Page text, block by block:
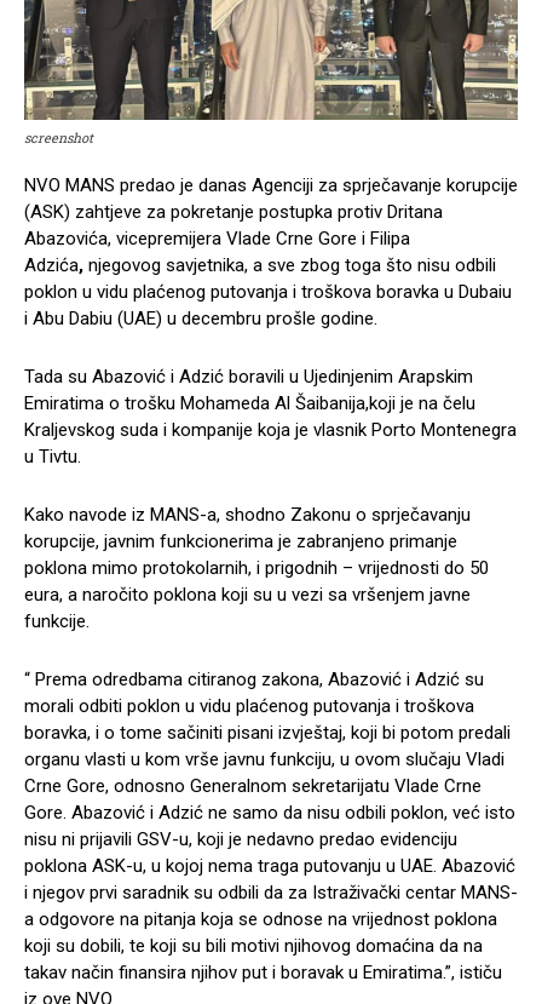
screenshot
NVO MANS predao je danas Agenciji za sprječavanje korupcije
(ASK) zahtjeve za pokretanje postupka protiv Dritana
Abazovića, vicepremijera Vlade Crne Gore i Filipa
Adzića, njegovog savjetnika, a sve zbog toga što nisu odbili
poklon u vidu plaćenog putovanja i troškova boravka u Dubaiu
i Abu Dabiu (UAE) u decembru prošle godine.
Tada su Abazović i Adzić boravili u Ujedinjenim Arapskim
Emiratima o trošku Mohameda Al Šaibanija,koji je na čelu
Kraljevskog suda i kompanije koja je vlasnik Porto Montenegra
u Tivtu.
Kako navode iz MANS-a, shodno Zakonu o sprječavanju
korupcije, javnim funkcionerima je zabranjeno primanje
poklona mimo protokolarnih, i prigodnih – vrijednosti do 50
eura, a naročito poklona koji su u vezi sa vršenjem javne
funkcije.
“ Prema odredbama citiranog zakona, Abazović i Adzić su
morali odbiti poklon u vidu plaćenog putovanja i troškova
boravka, i o tome sačiniti pisani izvještaj, koji bi potom predali
organu vlasti u kom vrše javnu funkciju, u ovom slučaju Vladi
Crne Gore, odnosno Generalnom sekretarijatu Vlade Crne
Gore. Abazović i Adzić ne samo da nisu odbili poklon, već isto
nisu ni prijavili GSV-u, koji je nedavno predao evidenciju
poklona ASK-u, u kojoj nema traga putovanju u UAE. Abazović
i njegov prvi saradnik su odbili da za Istraživački centar MANS-
a odgovore na pitanja koja se odnose na vrijednost poklona
koji su dobili, te koji su bili motivi njihovog domaćina da na
takav način finansira njihov put i boravak u Emiratima.”, ističu
iz ove NVO.